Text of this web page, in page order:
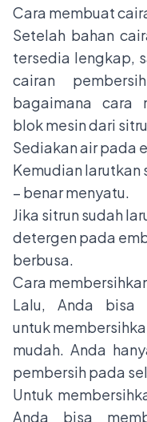
Cara membuat
Setelah bahan
tersedia lengkap,
cairan
bagaimana cara
blok mesin dari
Sediakan air pada
Kemudian larutkan
– benar menyatu.
Jika sitrun sudah
detergen pada
berbusa.
Cara
Lalu, Anda bisa
untuk
mudah. Anda
pembersih pada
Untuk
Anda bisa